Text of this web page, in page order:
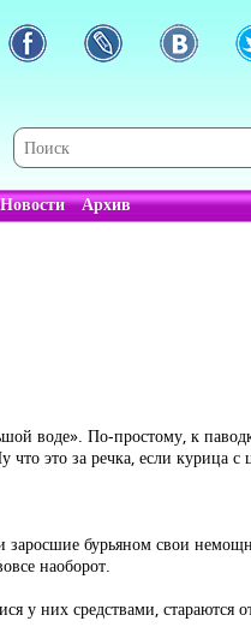
Новости Архив
воде». По-простому, к
это за речка, если курица
бурьяном свои
наоборот.
них средствами, стараются